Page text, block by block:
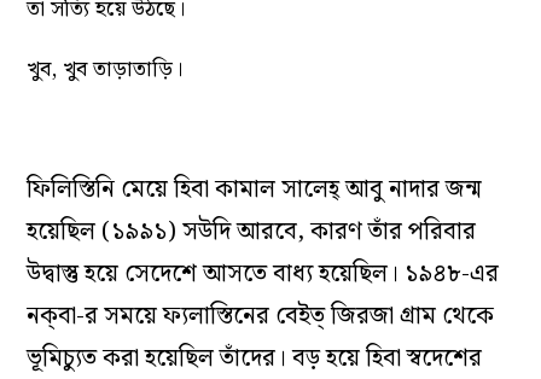
তা সত্যি হয়ে উঠছে।
খুব, খুব তাড়াতাড়ি।
ফিলিস্তিনি মেয়ে হিবা কামাল সালেহ্‌ আবু নাদার জন্ম
হয়েছিল (১৯৯১) সউদি আরবে, কারণ তাঁর পরিবার
উদ্বাস্তু হয়ে সেদেশে আসতে বাধ্য হয়েছিল। ১৯৪৮-এর
নক্‌বা-র সময়ে ফ্যলাস্তিনের বেইত্‌ জিরজা গ্রাম থেকে
ভূমিচ্যুত করা হয়েছিল তাঁদের। বড় হয়ে হিবা স্বদেশের